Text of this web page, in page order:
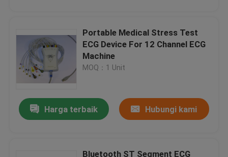
Portable Medical Stress Test
ECG Device For 12 Channel ECG
Machine
MOQ：1 Unit
Harga terbaik Hubungi kami
Bluetooth ST Segment ECG